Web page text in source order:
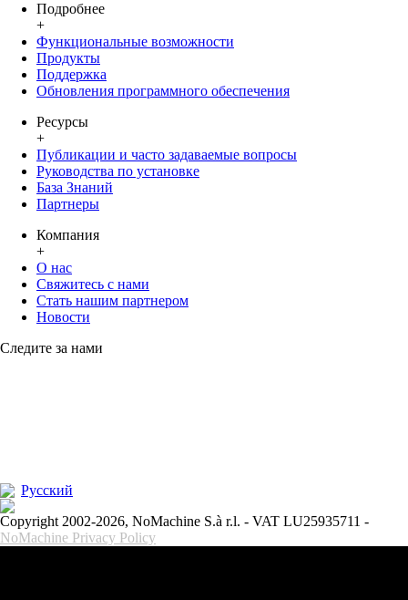
Подробнее
+
Функциональные возможности
Продукты
Поддержка
Обновления программного обеспечения
Ресурсы
+
Публикации и часто задаваемые вопросы
Руководства по установке
База Знаний
Партнеры
Компания
+
О нас
Свяжитесь с нами
Стать нашим партнером
Новости
Следите за нами
Pусский
Copyright 2002-2026, NoMachine S.à r.l. - VAT LU25935711 -
NoMachine Privacy Policy